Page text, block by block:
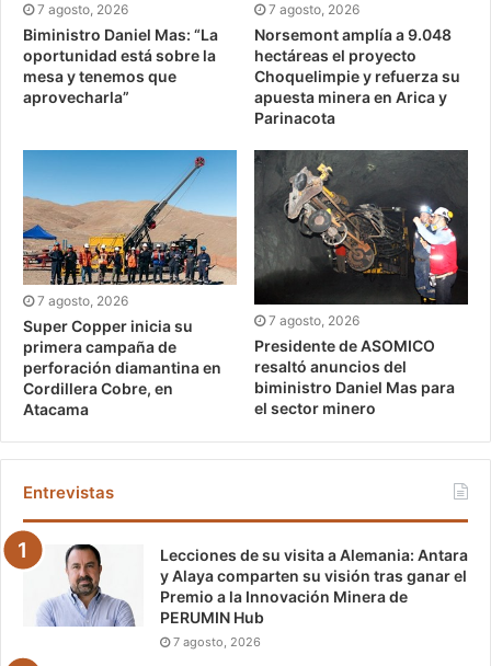
7 agosto, 2026
Biministro Daniel Mas: “La
oportunidad está sobre la
mesa y tenemos que
aprovecharla”
7 agosto, 2026
Norsemont amplía a 9.048
hectáreas el proyecto
Choquelimpie y refuerza su
apuesta minera en Arica y
Parinacota
7 agosto, 2026
Super Copper inicia su
primera campaña de
perforación diamantina en
Cordillera Cobre, en
Atacama
7 agosto, 2026
Presidente de ASOMICO
resaltó anuncios del
biministro Daniel Mas para
el sector minero
Entrevistas
Lecciones de su visita a Alemania: Antara
y Alaya comparten su visión tras ganar el
Premio a la Innovación Minera de
PERUMIN Hub
7 agosto, 2026